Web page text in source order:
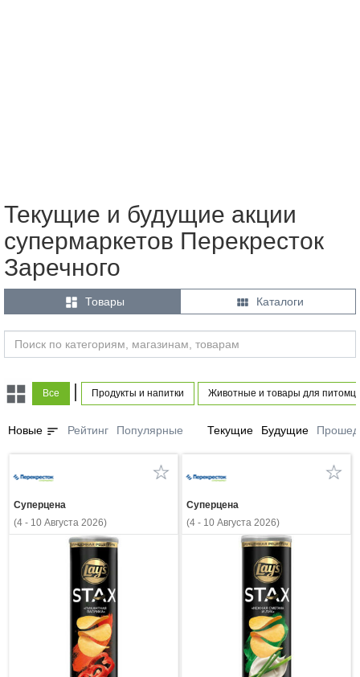
Текущие и будущие акции
супермаркетов Перекресток
Заречного
 Товары  Каталоги
Все Продукты и напитки Животные и товары для
Новые sort Рейтинг Популярные Текущие Будущие
Суперцена
(4 - 10 Августа 2026)
Суперцена
(4 - 10 Августа 2026)